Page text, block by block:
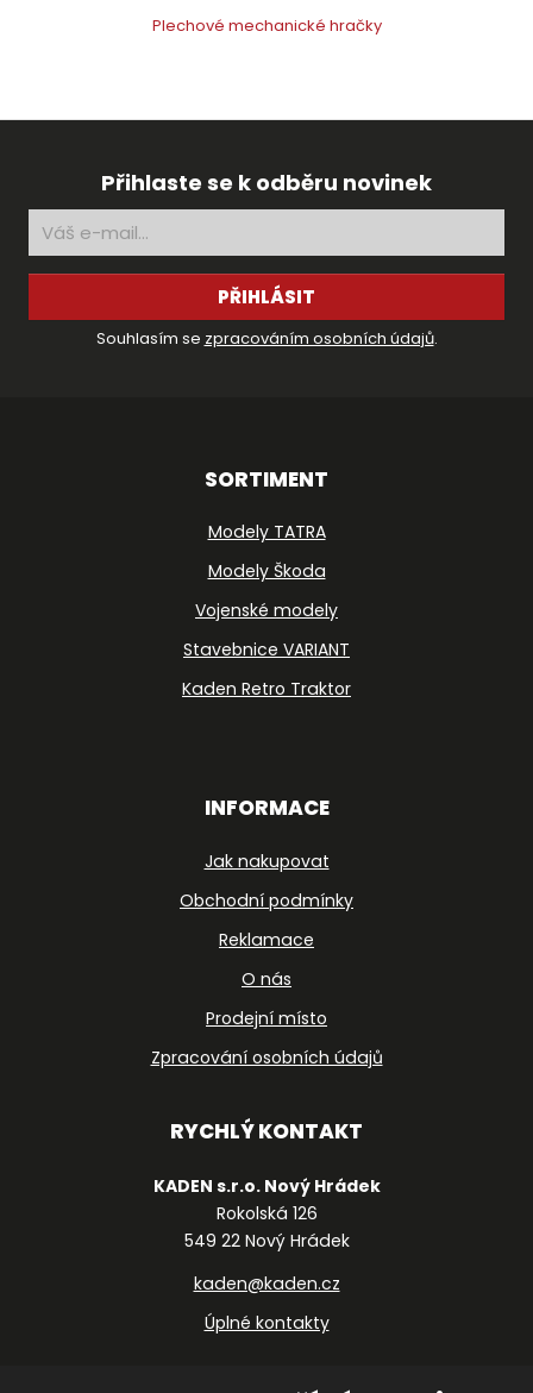
Plechové mechanické hračky
Přihlaste se k odběru novinek
PŘIHLÁSIT
Souhlasím se zpracováním osobních údajů.
SORTIMENT
Modely TATRA
Modely Škoda
Vojenské modely
Stavebnice VARIANT
Kaden Retro Traktor
INFORMACE
Jak nakupovat
Obchodní podmínky
Reklamace
O nás
Prodejní místo
Zpracování osobních údajů
RYCHLÝ KONTAKT
KADEN s.r.o. Nový Hrádek
Rokolská 126
549 22 Nový Hrádek
kaden@kaden.cz
Úplné kontakty